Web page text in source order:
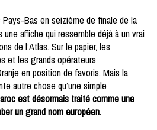
Bas en seizième de finale de la
une affiche qui ressemble déjà à un vrai
de l’Atlas. Sur le papier, les
et les grands opérateurs
en position de favoris. Mais la
autre chose qu’une simple
est désormais traité comme une
un grand nom européen.